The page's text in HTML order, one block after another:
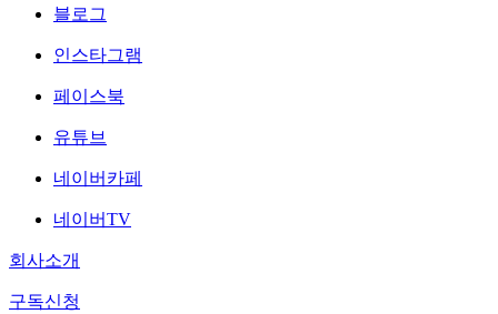
블로그
인스타그램
페이스북
유튜브
네이버카페
네이버TV
회사소개
구독신청